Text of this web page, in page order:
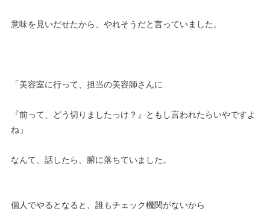
意味を見いだせたから、やれそうだと言っていました。
「美容室に行って、担当の美容師さんに
『前って、どう切りましたっけ？』ともし言われたらいやですよ
ね」
なんて、話したら、腑に落ちていました。
個人でやるとなると、誰もチェック機関がないから